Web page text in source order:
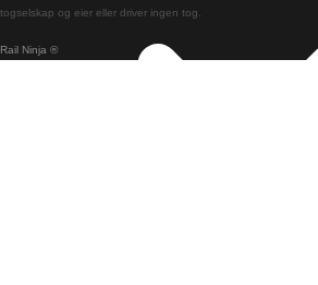
Budapest Prague Tog
Rail Ninja ®
togselskap og eier eller driver ingen tog.